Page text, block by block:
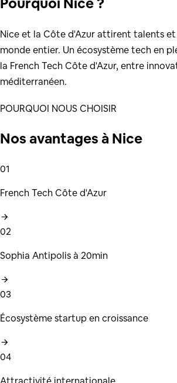
Nice et la Côte d'Azur attirent talents
monde entier. Un écosystème tech en
la French Tech Côte d'Azur, entre
méditerranéen.
POURQUOI NOUS CHOISIR
Nosavantagesà Nice
01
French Tech Côte d'Azur
02
Sophia Antipolis à 20min
03
Écosystème startup en croissance
04